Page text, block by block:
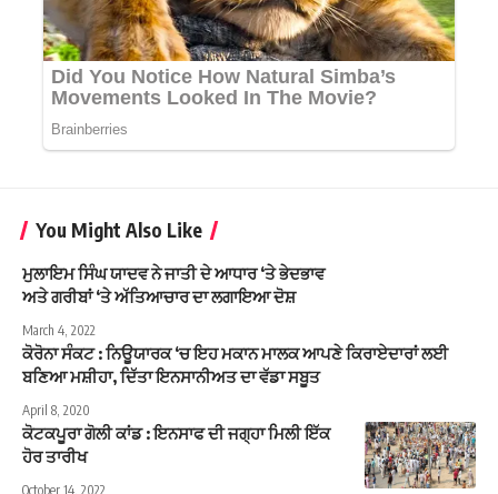
You Might Also Like
ਮੁਲਾਇਮ ਸਿੰਘ ਯਾਦਵ ਨੇ ਜਾਤੀ ਦੇ ਆਧਾਰ ‘ਤੇ ਭੇਦਭਾਵ
ਅਤੇ ਗਰੀਬਾਂ ‘ਤੇ ਅੱਤਿਆਚਾਰ ਦਾ ਲਗਾਇਆ ਦੋਸ਼
March 4, 2022
ਕੋਰੋਨਾ ਸੰਕਟ : ਨਿਊਯਾਰਕ ‘ਚ ਇਹ ਮਕਾਨ ਮਾਲਕ ਆਪਣੇ ਕਿਰਾਏਦਾਰਾਂ ਲਈ
ਬਣਿਆ ਮਸ਼ੀਹਾ, ਦਿੱਤਾ ਇਨਸਾਨੀਅਤ ਦਾ ਵੱਡਾ ਸਬੂਤ
April 8, 2020
ਕੋਟਕਪੂਰਾ ਗੋਲੀ ਕਾਂਡ : ਇਨਸਾਫ ਦੀ ਜਗ੍ਹਾ ਮਿਲੀ ਇੱਕ
ਹੋਰ ਤਾਰੀਖ
October 14, 2022